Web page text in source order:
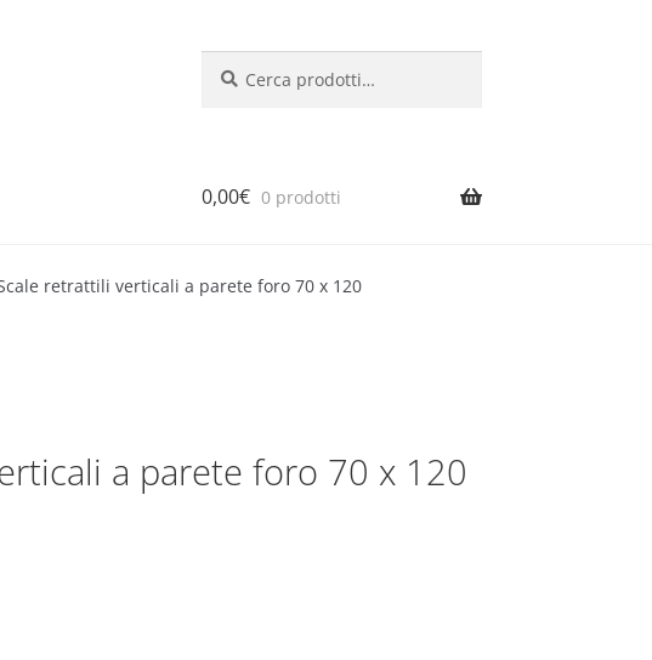
0,00€ 0 prodotti
retrattili verticali a parete foro 70 x 120
a parete foro 70 x 120